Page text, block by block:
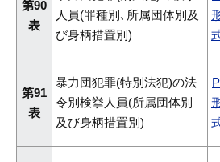
第90
表
人員(罪種別､所属団体別及
び身柄措置別)
第91
表
暴力団犯罪(特別法犯)の法
令別検挙人員(所属団体別
及び身柄措置別)